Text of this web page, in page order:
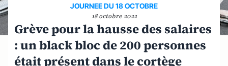
JOURNEE DU 18 OCTOBRE
18 octobre 2022
Grève pour la hausse des salaires
: un black bloc de 200 personnes
était présent dans le cortège